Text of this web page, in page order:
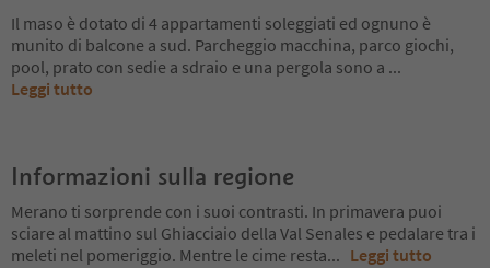
Il maso è dotato di 4 appartamenti soleggiati ed ognuno è
munito di balcone a sud. Parcheggio macchina, parco giochi,
pool, prato con sedie a sdraio e una pergola sono a ...
Leggi tutto
Informazioni sulla regione
Merano ti sorprende con i suoi contrasti. In primavera puoi
sciare al mattino sul Ghiacciaio della Val Senales e pedalare tra i
meleti nel pomeriggio. Mentre le cime resta... Leggi tutto